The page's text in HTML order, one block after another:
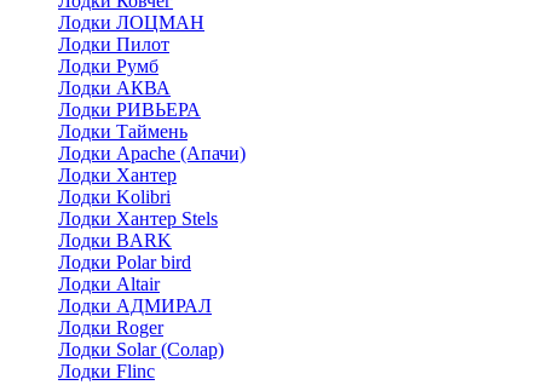
Лодки ЛОЦМАН
Лодки Пилот
Лодки Румб
Лодки АКВА
Лодки РИВЬЕРА
Лодки Таймень
Лодки Apache (Апачи)
Лодки Хантер
Лодки Kolibri
Лодки Хантер Stels
Лодки BARK
Лодки Polar bird
Лодки Altair
Лодки АДМИРАЛ
Лодки Roger
Лодки Solar (Солар)
Лодки Flinc